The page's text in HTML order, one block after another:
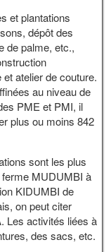
et plantations
dépôt des
de palme, etc.,
atelier de couture.
au niveau de
PME et PMI, il
plus ou moins 842
sont les plus
MUDUMBI à
KIDUMBI de
on peut citer
Les activités liées à
des sacs, etc.